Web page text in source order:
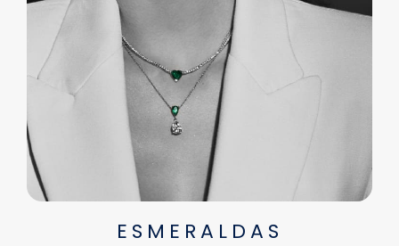
ESMERALDAS